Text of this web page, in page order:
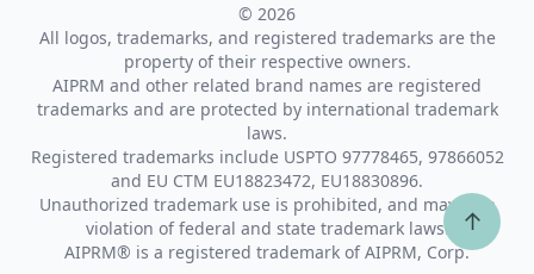
© 2026
All logos, trademarks, and registered trademarks are the
property of their respective owners.
AIPRM and other related brand names are registered
trademarks and are protected by international trademark
laws.
Registered trademarks include USPTO 97778465, 97866052
and EU CTM EU18823472, EU18830896.
Unauthorized trademark use is prohibited, and may be a
violation of federal and state trademark laws.
AIPRM® is a registered trademark of AIPRM, Corp.
↑